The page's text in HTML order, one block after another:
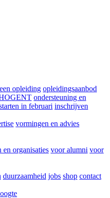
opleiding opleidingsaanbod
ondersteuning en
in februari inschrijven
vormingen en advies
organisaties voor alumni voor
duurzaamheid jobs shop contact